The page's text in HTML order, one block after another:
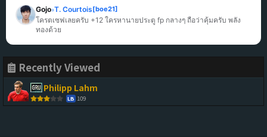
Gojo»T. Courtois[boe21]
โครตเซฟเลยครับ +12 ใครหานายประตู fp กลางๆ ถือว่าคุ้มครับ พลัง
ทองด้วย
Recently Viewed
Philipp Lahm
LB 109